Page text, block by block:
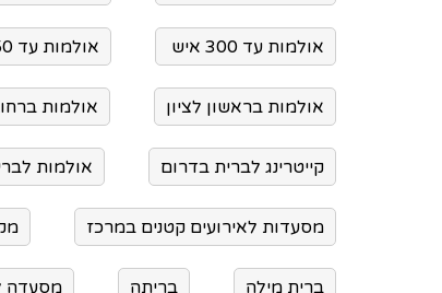
אולמות עד 300 איש אולמות עד 50 איש
אולמות בראשון לציון אולמות
קייטרינג לברית בדרום אולמות
מסעדות לאירועים קטנים במרכז
ברית מילה בריתה מסעדה